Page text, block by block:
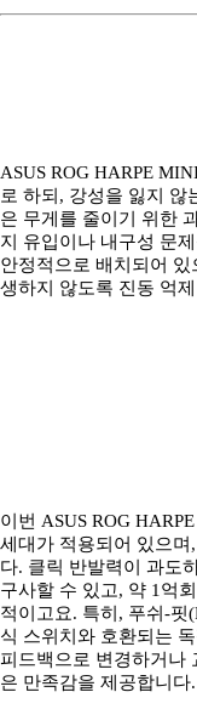
ASUS ROG HARPE
로 하되, 강성을 잃지 않
은 무게를 줄이기 위한
지 유입이나 내구성 문
안정적으로 배치되어
생하지 않도록 진동 억
이번 ASUS ROG
세대가 적용되어 있으며
다. 클릭 반발력이 과도
구사할 수 있고, 약 1억
적이고요. 특히, 푸쉬-핏
식 스위치와 호환되는
피드백으로 변경하거나
은 만족감을 제공합니